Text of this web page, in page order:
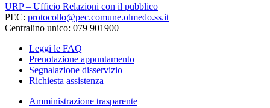
URP – Ufficio Relazioni con il pubblico
PEC: protocollo@pec.comune.olmedo.ss.it
Centralino unico: 079 901900
Leggi le FAQ
Prenotazione appuntamento
Segnalazione disservizio
Richiesta assistenza
Amministrazione trasparente